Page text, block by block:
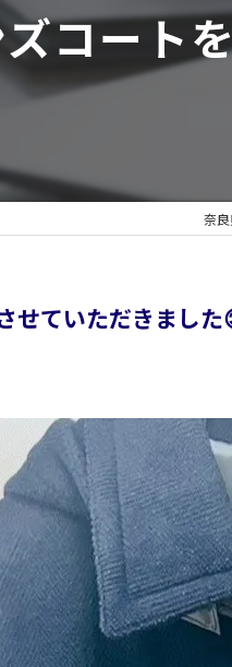
コート
奈
せていただきました